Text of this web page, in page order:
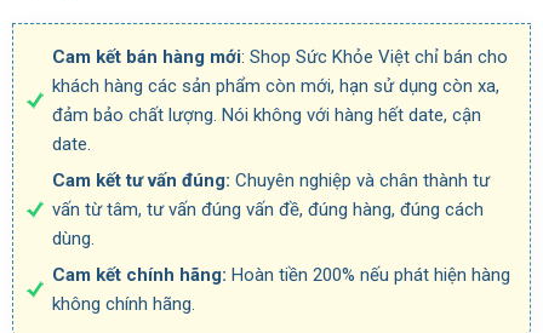
Cam kết bán hàng mới: Shop Sức Khỏe Việt chỉ bán cho
khách hàng các sản phẩm còn mới, hạn sử dụng còn xa,
đảm bảo chất lượng. Nói không với hàng hết date, cận
date.
Cam kết tư vấn đúng: Chuyên nghiệp và chân thành tư
vấn từ tâm, tư vấn đúng vấn đề, đúng hàng, đúng cách
dùng.
Cam kết chính hãng: Hoàn tiền 200% nếu phát hiện hàng
không chính hãng.